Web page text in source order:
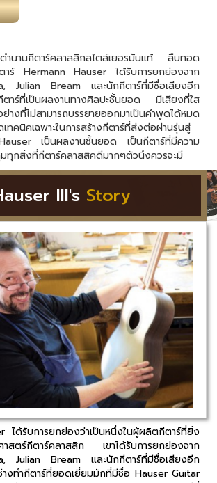
ตำนานกีตาร์คลาสสิกสไตล์เยอรมันแท้ สืบทอด
Hermann Hauser ได้รับการยกย่องจาก
Julian Bream และนักกีตาร์ที่มีชื่อเสียงอีก
าร์ที่เป็นผลงานทางศิลปะชั้นยอด มีเสียงที่ใส
งที่ไม่สามารถบรรยายออกมาเป็นคำพูดได้หมด
ทคนิคเฉพาะในการสร้างกีตาร์ที่ส่งต่อผ่านรุ่นสู่
เป็นผลงานชั้นยอด เป็นกีตาร์ที่มีความ
ทุกสิ่งที่กีตาร์คลาสสิคดีมากๆตัวนึงควรจะมี
III's Story
ได้รับการยกย่องว่าเป็นหนึ่งในผู้ผลิตกีตาร์ที่ยิ่ง
าสตร์กีตาร์คลาสสิก เขาได้รับการยกย่องจาก
Julian Bream และนักกีตาร์ที่มีชื่อเสียงอีก
างทำกีตาร์ที่ยอดเยี่ยมมักที่มีชื่อ Hauser Guitar